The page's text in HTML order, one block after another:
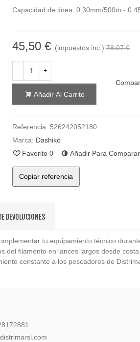
Capacidad de línea: 0.30mm/500m -
45,50 € (impuestos inc.) 78,07 €
- +
Añadir Al Carrito
Referencia: 526242052180
Marca: Dashiko
Favorito 0 Añadir Para Comparar
Copiar referencia
DEVOLUCIONES
tu equipamiento técnico
del filamento en lances largos desde
constante a los pescadores de